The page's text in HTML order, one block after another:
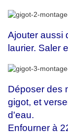
Ajouter aussi
laurier. Saler
Déposer des
gigot, et
d'eau.
Enfourner à